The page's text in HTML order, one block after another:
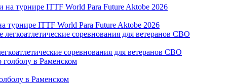
ITTF World Para Future Aktobe 2026
соревнования для ветеранов СВО
в Раменском